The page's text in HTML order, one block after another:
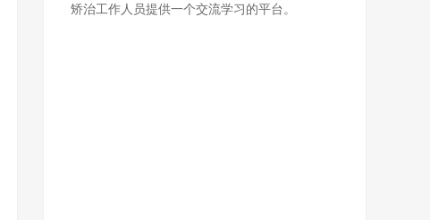
矫治工作人员提供一个交流学习的平台。